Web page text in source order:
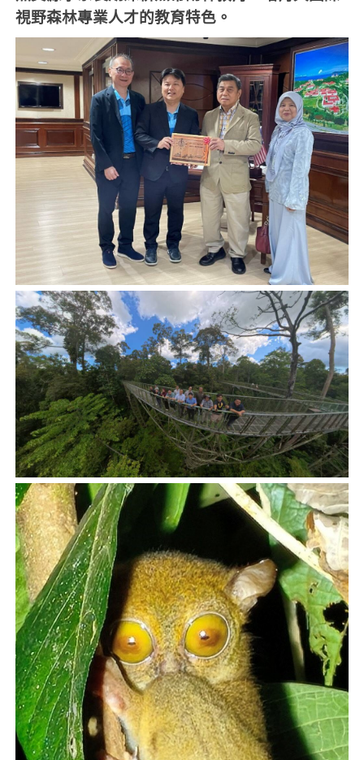
視野森林專業人才的教育特色。